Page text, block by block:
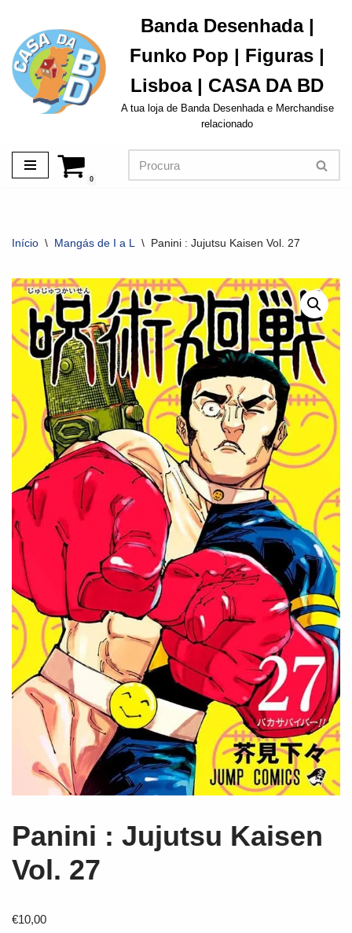
Avançar
para
o
conteúdo
Banda Desenhada |
Funko Pop | Figuras |
Lisboa | CASA DA BD
A tua loja de Banda Desenhada e Merchandise
relacionado
0
Início \ Mangás de I a L \ Panini : Jujutsu Kaisen Vol. 27
Panini : Jujutsu Kaisen
Vol. 27
€10,00